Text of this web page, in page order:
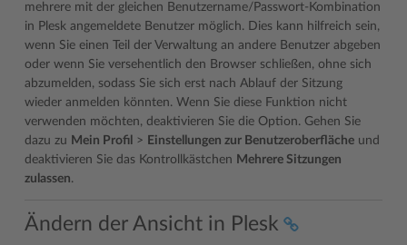
mehrere mit der gleichen Benutzername/Passwort-Kombination
in Plesk angemeldete Benutzer möglich. Dies kann hilfreich sein,
wenn Sie einen Teil der Verwaltung an andere Benutzer abgeben
oder wenn Sie versehentlich den Browser schließen, ohne sich
abzumelden, sodass Sie sich erst nach Ablauf der Sitzung
wieder anmelden könnten. Wenn Sie diese Funktion nicht
verwenden möchten, deaktivieren Sie die Option. Gehen Sie
dazu zu Mein Profil > Einstellungen zur Benutzeroberfläche und
deaktivieren Sie das Kontrollkästchen Mehrere Sitzungen
zulassen.
Ändern der Ansicht in Plesk